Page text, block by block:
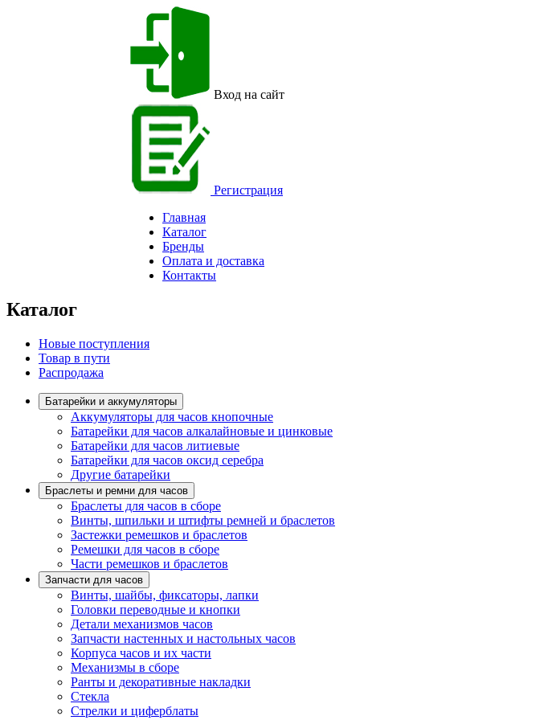
Вход на сайт
Регистрация
Главная
Каталог
Бренды
Оплата и доставка
Контакты
Каталог
Новые поступления
Товар в пути
Распродажа
Батарейки и аккумуляторы
Аккумуляторы для часов кнопочные
Батарейки для часов алкалайновые и цинковые
Батарейки для часов литиевые
Батарейки для часов оксид серебра
Другие батарейки
Браслеты и ремни для часов
Браслеты для часов в сборе
Винты, шпильки и штифты ремней и браслетов
Застежки ремешков и браслетов
Ремешки для часов в сборе
Части ремешков и браслетов
Запчасти для часов
Винты, шайбы, фиксаторы, лапки
Головки переводные и кнопки
Детали механизмов часов
Запчасти настенных и настольных часов
Корпуса часов и их части
Механизмы в сборе
Ранты и декоративные накладки
Стекла
Стрелки и циферблаты